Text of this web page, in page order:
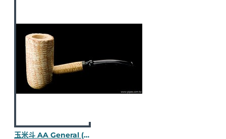
玉米斗 AA General (彎斗) M1776-2